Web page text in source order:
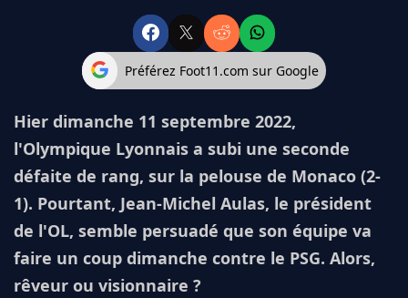
Préférez Foot11.com sur Google
Hier dimanche 11 septembre 2022,
l'Olympique Lyonnais a subi une seconde
défaite de rang, sur la pelouse de Monaco (2-
1). Pourtant, Jean-Michel Aulas, le président
de l'OL, semble persuadé que son équipe va
faire un coup dimanche contre le PSG. Alors,
rêveur ou visionnaire ?